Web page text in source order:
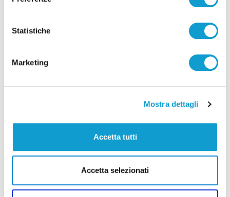
Statistiche
Marketing
Mostra dettagli
Accetta tutti
Accetta selezionati
Elezioni, riconferme e sorprese nei